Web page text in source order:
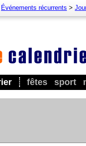
fêtes sport
Événements récurrents >